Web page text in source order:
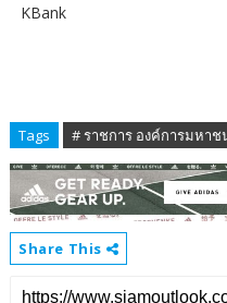
KBank
Tags # ราชการ องค์การมหาช
Share This